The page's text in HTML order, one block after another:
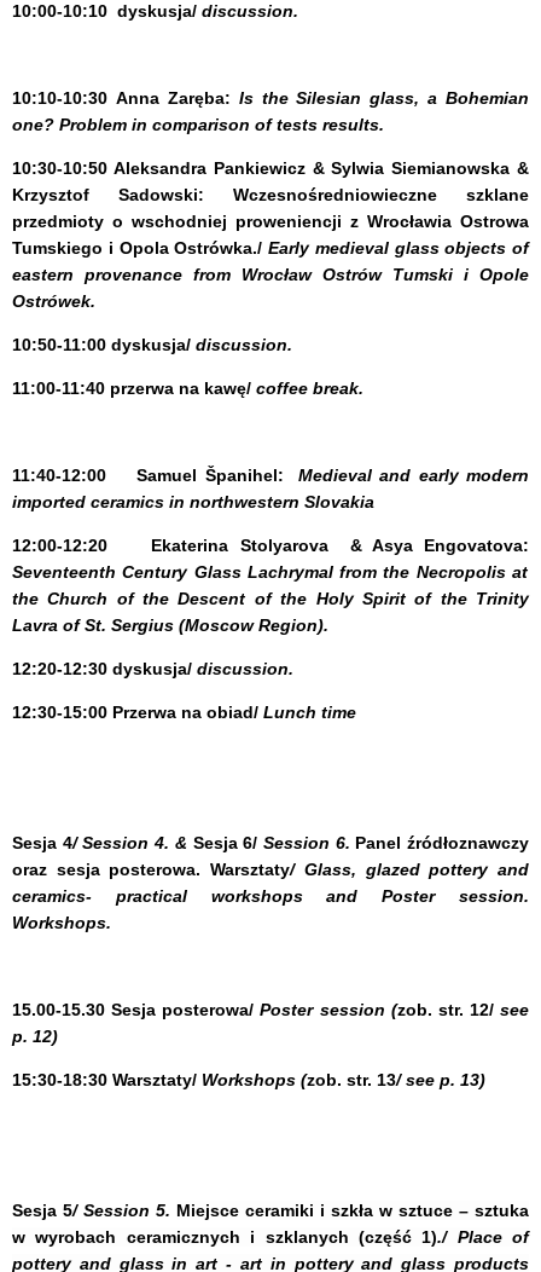
10:00-10:10 dyskusja/ discussion.
10:10-10:30 Anna Zaręba: Is the Silesian glass, a Bohemian
one? Problem in comparison of tests results.
10:30-10:50 Aleksandra Pankiewicz & Sylwia Siemianowska &
Krzysztof Sadowski: Wczesnośredniowieczne szklane
przedmioty o wschodniej proweniencji z Wrocławia Ostrowa
Tumskiego i Opola Ostrówka./ Early medieval glass objects of
eastern provenance from Wrocław Ostrów Tumski i Opole
Ostrówek.
10:50-11:00 dyskusja/ discussion.
11:00-11:40 przerwa na kawę/ coffee break.
11:40-12:00Samuel Španihel:
Medieval and early modern
imported ceramics in northwestern Slovakia
12:00-12:20 Ekaterina Stolyarova & Asya Engovatova:
Seventeenth Century Glass Lachrymal from the Necropolis at
the Church of the Descent of the Holy Spirit of the Trinity
Lavra of St. Sergius (Moscow Region).
12:20-12:30 dyskusja/ discussion.
12:30-15:00 Przerwa na obiad/ Lunch time
Sesja 4/ Session 4. & Sesja 6/ Session 6. Panel źródłoznawczy
oraz sesja posterowa. Warsztaty/ Glass, glazed pottery and
ceramics- practical workshops and Poster session.
Workshops.
15.00-15.30 Sesja posterowa/Poster session (zob. str. 12/see
p. 12)
15:30-18:30 Warsztaty/ Workshops (zob. str. 13/ see p. 13)
Sesja 5/ Session 5. Miejsce ceramiki i szkła w sztuce – sztuka
w wyrobach ceramicznych i szklanych (część 1)./ Place of
pottery and glass in art - art in pottery and glass products